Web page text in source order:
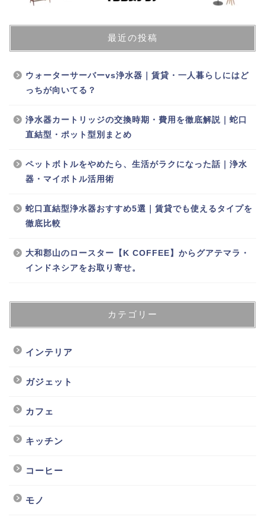
最近の投稿
ウォーターサーバーvs浄水器｜賃貸・一人暮らしにはど
っちが向いてる？
浄水器カートリッジの交換時期・費用を徹底解説｜蛇口
直結型・ポット型別まとめ
ペットボトルをやめたら、生活がラクになった話｜浄水
器・マイボトル活用術
蛇口直結型浄水器おすすめ5選｜賃貸でも使えるタイプを
徹底比較
大和郡山のロースター【K COFFEE】からグアテマラ・
インドネシアをお取り寄せ。
カテゴリー
インテリア
ガジェット
カフェ
キッチン
コーヒー
モノ